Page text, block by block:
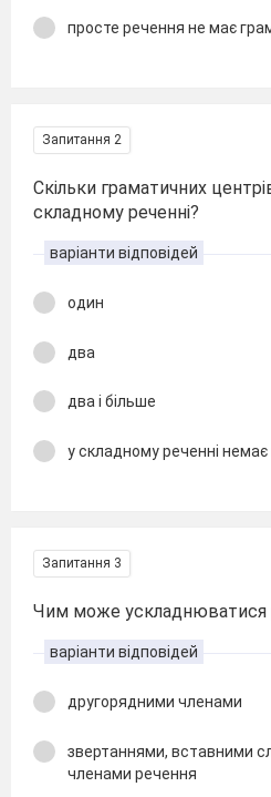
просте речення не має
Запитання 2
Скільки граматичних
складному реченні?
варіанти відповідей
один
два
два і більше
у складному реченні
Запитання 3
Чим може ускладнюватися
варіанти відповідей
другорядними членами
звертаннями, вставними
членами речення